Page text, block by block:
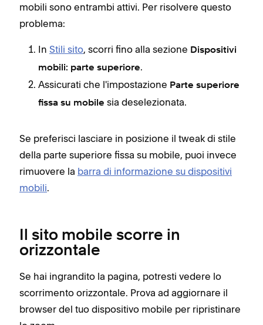
mobili sono entrambi attivi. Per risolvere questo
problema:
In Stili sito, scorri fino alla sezione Dispositivi
mobili: parte superiore.
Assicurati che l'impostazione Parte superiore
fissa su mobile sia deselezionata.
Se preferisci lasciare in posizione il tweak di stile
della parte superiore fissa su mobile, puoi invece
rimuovere la barra di informazione su dispositivi
mobili.
Il sito mobile scorre in
orizzontale
Se hai ingrandito la pagina, potresti vedere lo
scorrimento orizzontale. Prova ad aggiornare il
browser del tuo dispositivo mobile per ripristinare